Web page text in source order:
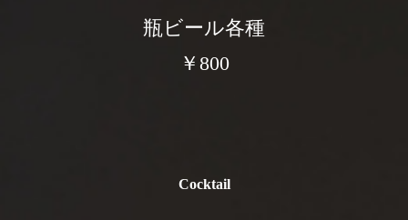
瓶ビール各種
￥800
Cocktail